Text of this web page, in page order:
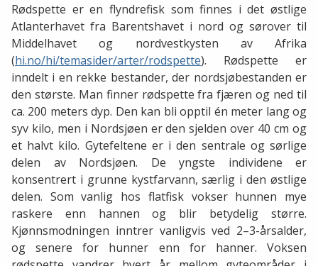
Rødspette er en flyndrefisk som finnes i det østlige
Atlanterhavet fra Barentshavet i nord og sørover til
Middelhavet og nordvestkysten av Afrika
(hi.no/hi/temasider/arter/rodspette). Rødspette er
inndelt i en rekke bestander, der nordsjøbestanden er
den største. Man finner rødspette fra fjæren og ned til
ca. 200 meters dyp. Den kan bli opptil én meter lang og
syv kilo, men i Nordsjøen er den sjelden over 40 cm og
et halvt kilo. Gytefeltene er i den sentrale og sørlige
delen av Nordsjøen. De yngste individene er
konsentrert i grunne kystfarvann, særlig i den østlige
delen. Som vanlig hos flatfisk vokser hunnen mye
raskere enn hannen og blir betydelig større.
Kjønnsmodningen inntrer vanligvis ved 2–3-årsalder,
og senere for hunner enn for hanner. Voksen